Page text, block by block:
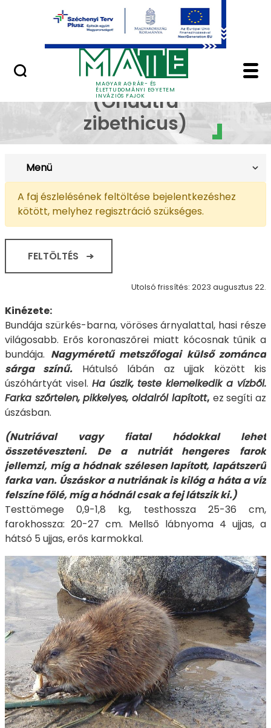
Ugrás a fő tartalomhoz
MAGYAR AGRÁR- ÉS
ÉLETTUDOMÁNYI EGYETEM
INVÁZIÓS FAJOK
Kapcsolat
Pézsmapocok -
Pézsmapocok
(Ondatra
zibethicus)
Menü
A faj észlelésének feltöltése bejelentkezéshez
kötött, melyhez regisztráció szükséges.
FELTÖLTÉS
Utolsó frissítés: 2023 augusztus 22.
Kinézete:
Bundája szürkés-barna, vöröses árnyalattal, hasi része
világosabb. Erős koronaszőrei miatt kócosnak tűnik a
bundája. Nagyméretű metszőfogai külső zománca
sárga színű. Hátulsó lábán az ujjak között kis
úszóhártyát visel. Ha úszik, teste kiemelkedik a vízből.
Farka szőrtelen, pikkelyes, oldalról lapított, ez segíti az
úszásban.
(Nutriával vagy fiatal hódokkal lehet
összetéveszteni. De a nutriát hengeres farok
jellemzi, míg a hódnak szélesen lapított, lapátszerű
farka van. Úszáskor a nutriának is kilóg a háta a víz
felszíne fölé, míg a hódnál csak a fej látszik ki.)
Testtömege 0,9-1,8 kg, testhossza 25-36 cm,
farokhossza: 20-27 cm. Mellső lábnyoma 4 ujjas, a
hátsó 5 ujjas, erős karmokkal.